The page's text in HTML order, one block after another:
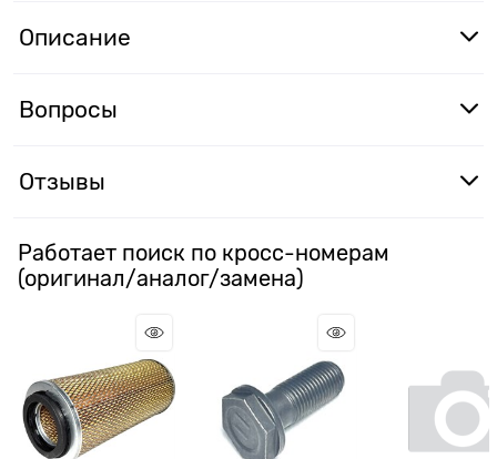
Описание
Вопросы
Отзывы
Работает поиск по кросс-номерам
(оригинал/аналог/замена)